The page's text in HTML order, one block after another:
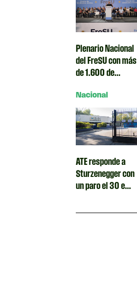
Plenario Nacional
del FreSU con más
de 1.600 de...
Nacional
ATE responde a
Sturzenegger con
un paro el 30 e...